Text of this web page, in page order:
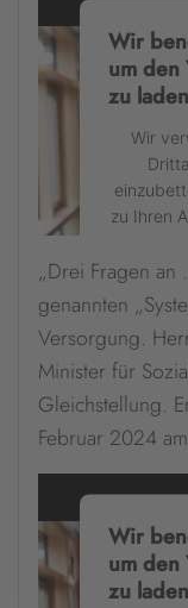
Wir
um den
zu
Wir
zu Ihren
der
„Drei Fragen
genannten
Versorgung.
Minister für
Gleichstellung.
Februar 2024
Wir
um den
zu